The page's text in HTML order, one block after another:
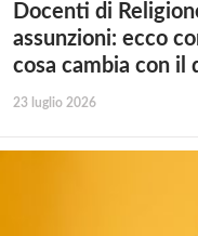
Docenti di
assunzioni: ecco
cosa cambia con il
23 luglio 2026